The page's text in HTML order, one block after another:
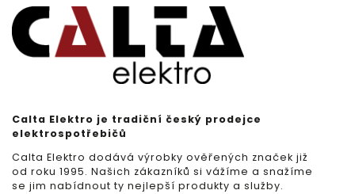
Calta Elektro je tradiční český prodejce
elektrospotřebičů
Calta Elektro dodává výrobky ověřených značek již
od roku 1995. Našich zákazníků si vážíme a snažíme
se jim nabídnout ty nejlepší produkty a služby.